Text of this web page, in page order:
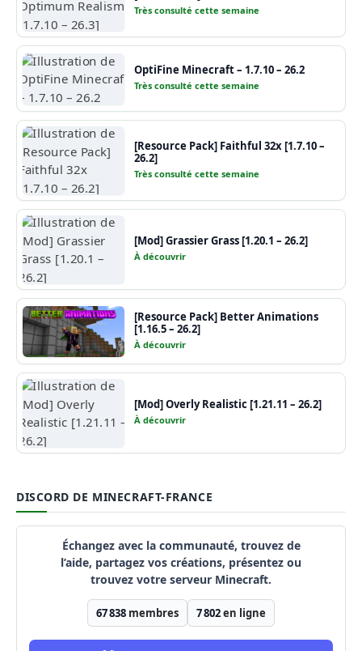
Très consulté cette semaine
OptiFine Minecraft – 1.7.10 – 26.2
Très consulté cette semaine
[Resource Pack] Faithful 32x [1.7.10 –
26.2]
Très consulté cette semaine
[Mod] Grassier Grass [1.20.1 – 26.2]
À découvrir
[Resource Pack] Better Animations
[1.16.5 – 26.2]
À découvrir
[Mod] Overly Realistic [1.21.11 – 26.2]
À découvrir
DISCORD DE MINECRAFT-FRANCE
Échangez avec la communauté, trouvez de
l’aide, partagez vos créations, présentez ou
trouvez votre serveur Minecraft.
67 838 membres 7 802en ligne